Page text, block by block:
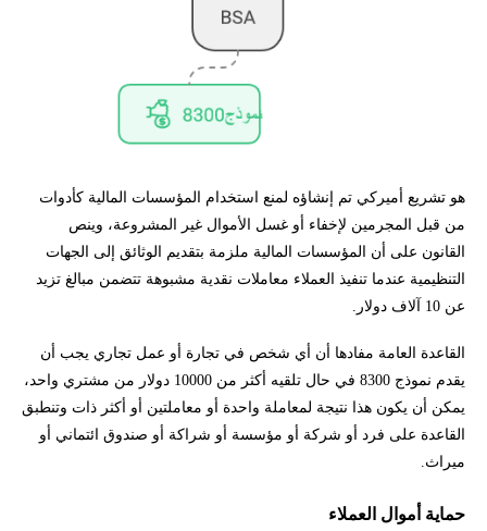
هو تشريع أميركي تم إنشاؤه لمنع استخدام المؤسسات المالية كأدوات
من قبل المجرمين لإخفاء أو غسل الأموال غير المشروعة، وينص
القانون على أن المؤسسات المالية ملزمة بتقديم الوثائق إلى الجهات
التنظيمية عندما تنفيذ العملاء معاملات نقدية مشبوهة تتضمن مبالغ تزيد
عن 10 آلاف دولار.
القاعدة العامة مفادها أن أي شخص في تجارة أو عمل تجاري يجب أن
يقدم نموذج 8300 في حال تلقيه أكثر من 10000 دولار من مشتري واحد،
يمكن أن يكون هذا نتيجة لمعاملة واحدة أو معاملتين أو أكثر ذات وتنطبق
القاعدة على فرد أو شركة أو مؤسسة أو شراكة أو صندوق ائتماني أو
ميراث.
حماية أموال العملاء